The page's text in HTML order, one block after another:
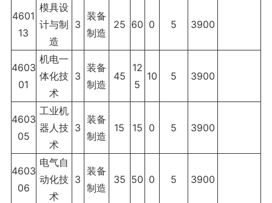
4601
13
模具设
计与制
造
3
装备
制造
25 60 0 5 3900
4603
01
机电一
体化技
术
3
装备
制造
45
12
5
10 5 3900
4603
05
工业机
器人技
术
3
装备
制造
15 15 0 5 3900
4603
06
电气自
动化技
术
3
装备
制造
35 50 0 5 3900